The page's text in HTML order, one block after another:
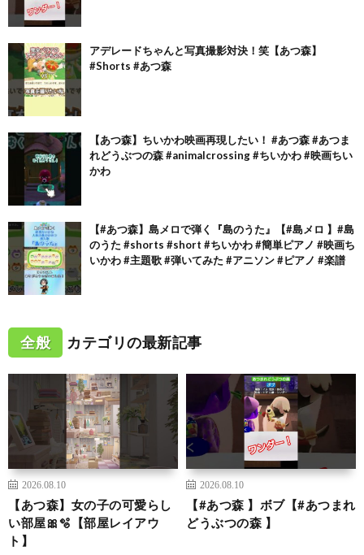
アデレードちゃんと写真撮影対決！笑【あつ森】
#Shorts #あつ森
【あつ森】ちいかわ映画再現したい！ #あつ森 #あつま
れどうぶつの森 #animalcrossing #ちいかわ #映画ちい
かわ
【#あつ森】島メロで弾く『島のうた』【#島メロ 】#島
のうた #shorts #short #ちいかわ #簡単ピアノ #映画ち
いかわ #主題歌 #弾いてみた #アニソン #ピアノ #楽譜
全般 カテゴリの最新記事
2026.08.10
【あつ森】女の子の可愛らし
い部屋🎀🫧【部屋レイアウ
ト】
2026.08.10
【#あつ森 】ボブ【#あつまれ
どうぶつの森 】